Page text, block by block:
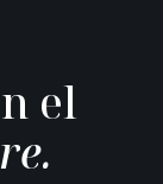
n el
re.